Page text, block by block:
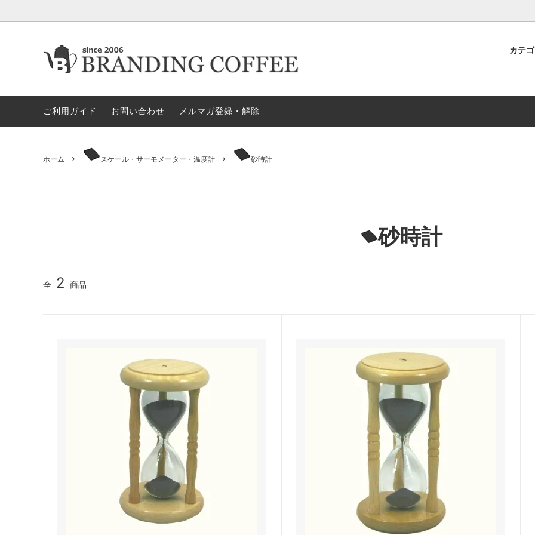
カテ
ロースター 生豆
電動ミル ペーパーフィルター ドリップケトル・ポット
モカ＝マキネッタ 保存
スケール・サーモメーター・温度計 コーヒー・エスプレッソメーカー イブリック
セット商品 ハリオ新商品 HARIO/ハリオ
GLOCAL STANDARD PRODUCTS GSPNEW
ご利用ガイド お問い合わせ メルマガ登録・解除
ホーム スケール・サーモメーター・温度計 砂時計
砂時計
全 2 商品